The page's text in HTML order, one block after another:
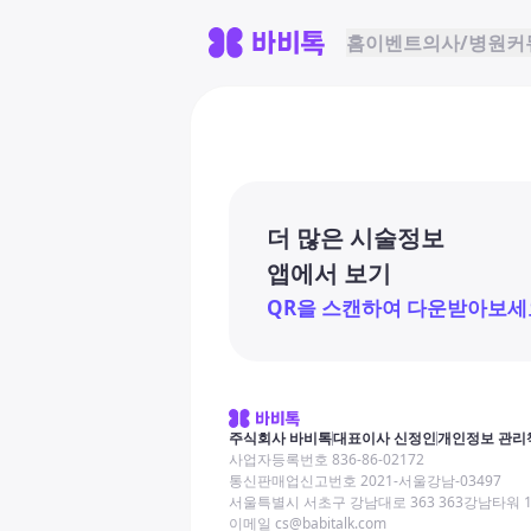
홈이벤트의사/병원커
더 많은 시술정보
앱에서 보기
QR을 스캔하여 다운받아보세
주식회사 바비톡대표이사 신정인개인정보 관리
사업자등록번호 836-86-02172
통신판매업신고번호 2021-서울강남-03497
서울특별시 서초구 강남대로 363 363강남타워
이메일 cs@babitalk.com